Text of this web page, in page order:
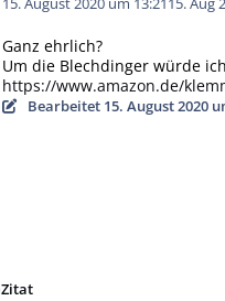
Ganz ehrlich?
Um die Blechdinger würde
https://www.amazon.de/
Bearbeitet 15. August 2020
Zitat